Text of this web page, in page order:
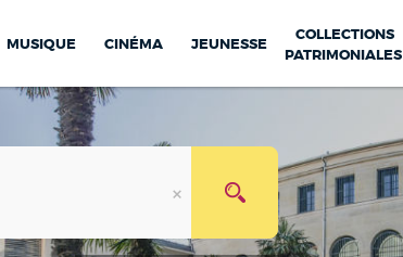
MUSIQUE CINÉMA JEUNESSE
COLLECTIONS
PATRIMONIALES